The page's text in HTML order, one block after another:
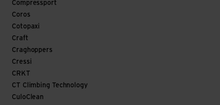
Compressport
Coros
Cotopaxi
Craft
Craghoppers
Cressi
CRKT
CT Climbing Technology
CuloClean